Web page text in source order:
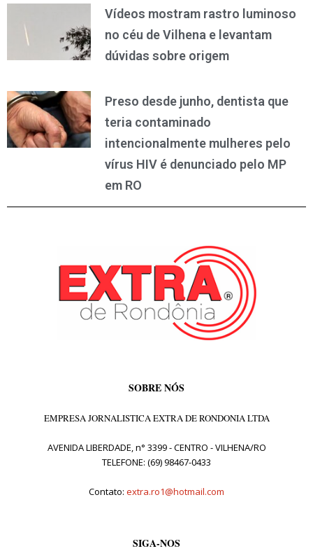
Vídeos mostram rastro luminoso
no céu de Vilhena e levantam
dúvidas sobre origem
Preso desde junho, dentista que
teria contaminado
intencionalmente mulheres pelo
vírus HIV é denunciado pelo MP
em RO
SOBRE NÓS
EMPRESA JORNALISTICA EXTRA DE RONDONIA LTDA
AVENIDA LIBERDADE, n° 3399 - CENTRO - VILHENA/RO
TELEFONE: (69) 98467-0433
Contato: extra.ro1@hotmail.com
SIGA-NOS